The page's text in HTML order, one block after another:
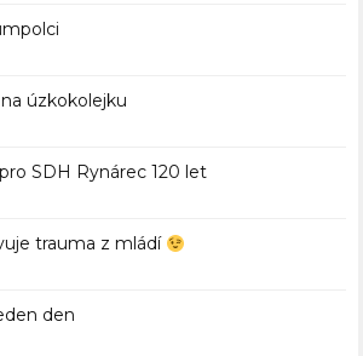
úzkokolejku
SDH Rynárec 120 let
trauma z mládí
den